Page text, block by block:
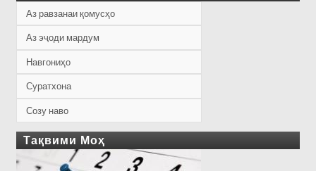
Аз равзанаи қомусҳо
Аз эҷоди мардум
Навгониҳо
Суратхона
Созу наво
Тақвими Моҳ